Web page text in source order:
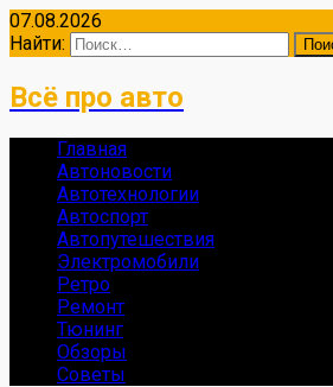
07.08.2026
Найти:
Всё про авто
Главная
Автоновости
Автотехнологии
Автоспорт
Автопутешествия
Электромобили
Ретро
Ремонт
Тюнинг
Обзоры
Советы